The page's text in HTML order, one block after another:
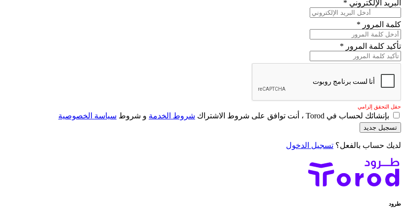
البريد الإلكتروني *
كلمة المرور *
تأكيد كلمة المرور *
حقل التحقق إلزامي
بإنشائك لحساب في Torod ، أنت توافق على شروط الاشتراك شروط الخدمة و شروط سياسة الخصوصية
تسجيل جديد
لديك حساب بالفعل؟ تسجيل الدخول
طرود